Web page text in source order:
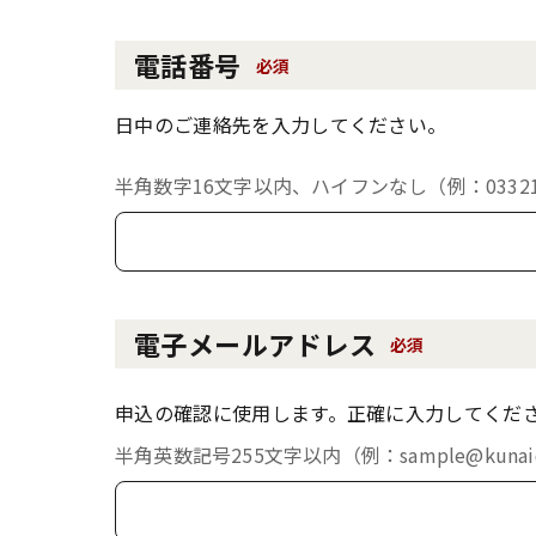
電話番号 必須
日中のご連絡先を入力してください。
半角数字16文字以内、ハイフンなし（例：
電子メールアドレス 必須
申込の確認に使用します。正確に入力してくだ
半角英数記号255文字以内（例：